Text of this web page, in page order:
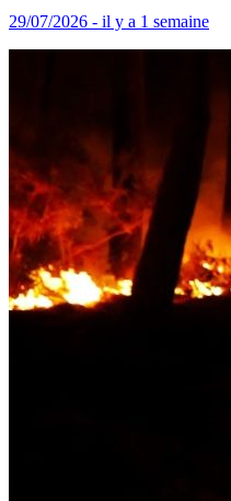
29/07/2026 - il y a 1 semaine